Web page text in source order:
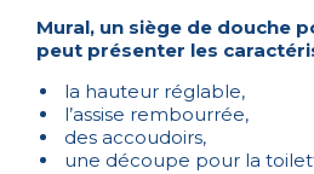
Mural, un siège de douche
peut présenter les
la hauteur réglable,
l’assise rembourrée,
des accoudoirs,
une découpe pour la